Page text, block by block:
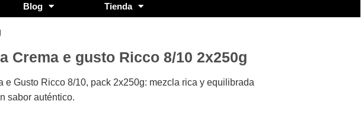
Blog Tienda
Crema e gusto Ricco 8/10 2x250g
e Gusto Ricco 8/10, pack 2x250g: mezcla rica y equilibrada
sabor auténtico.